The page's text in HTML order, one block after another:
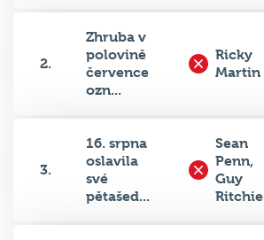
2.
Zhruba v
polovině
července
ozn...
Ricky
Martin
3.
16. srpna
oslavila
své
pětašed...
Sean
Penn,
Guy
Ritchie